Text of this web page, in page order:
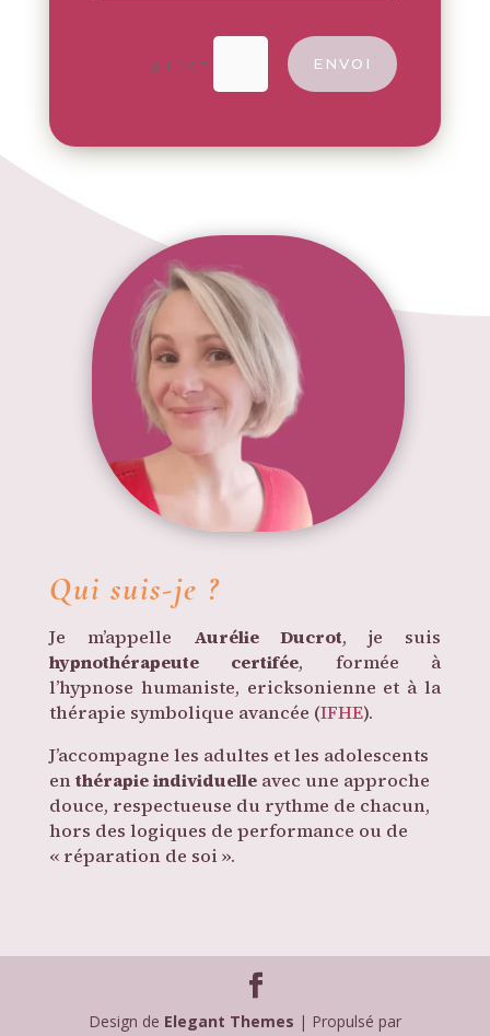
8 + 14 = ENVOI
Qui suis-je ?
Je m’appelle Aurélie Ducrot, je suis
hypnothérapeute certifée, formée à
l’hypnose humaniste, ericksonienne et à la
thérapie symbolique avancée (IFHE).
J’accompagne les adultes et les adolescents
en thérapie individuelle avec une approche
douce, respectueuse du rythme de chacun,
hors des logiques de performance ou de
« réparation de soi ».
Design de Elegant Themes | Propulsé par